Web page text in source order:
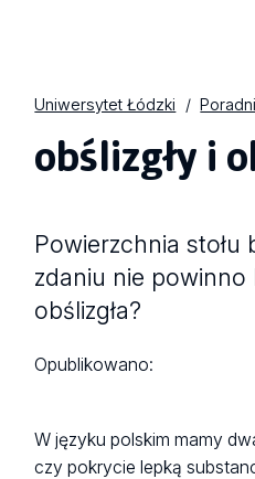
Uniwersytet Łódzki
obślizgły i
Powierzchnia stołu
zdaniu nie powinno
obślizgła?
Opublikowano:
W języku polskim mamy
czy pokrycie lepką